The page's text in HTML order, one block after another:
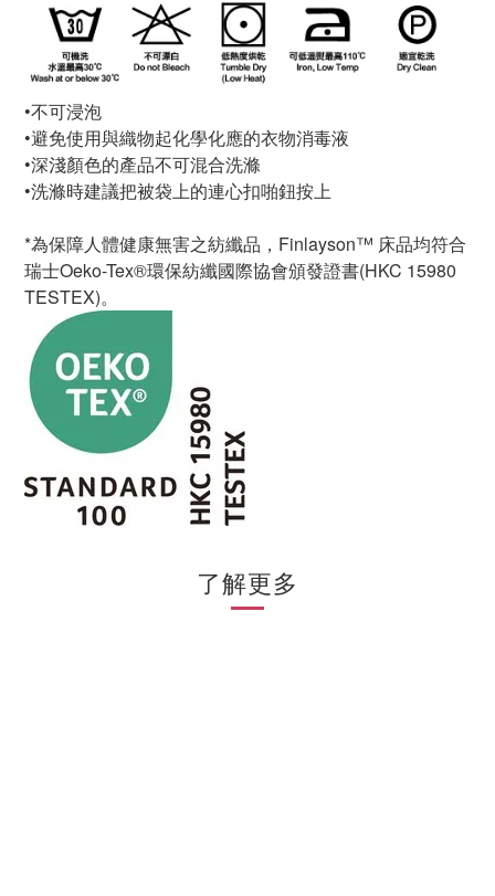
•不可浸泡
•避免使用與織物起化學化應的衣物消毒液
•深淺顏色的產品不可混合洗滌
•洗滌時建議把被袋上的連心扣啪鈕按上
*為保障人體健康無害之紡纖品，Finlayson™ 床品均符合
瑞士Oeko-Tex®環保紡纖國際協會頒發證書(HKC 15980
TESTEX)。
了解更多